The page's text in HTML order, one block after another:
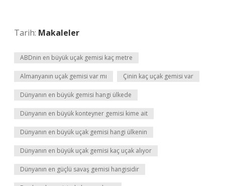
Tarih: Makaleler
ABDnin en büyük uçak gemisi kaç metre
Almanyanın uçak gemisi var mı Çinin kaç uçak gemisi var
Dünyanın en büyük gemisi hangi ülkede
Dünyanın en büyük konteyner gemisi kime ait
Dünyanın en büyük uçak gemisi hangi ülkenin
Dünyanın en büyük uçak gemisi kaç uçak alıyor
Dünyanın en güçlü savaş gemisi hangisidir